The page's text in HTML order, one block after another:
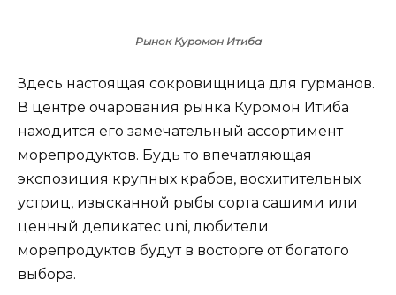
Рынок Куромон Итиба
Здесь настоящая сокровищница для гурманов.
В центре очарования рынка Куромон Итиба
находится его замечательный ассортимент
морепродуктов. Будь то впечатляющая
экспозиция крупных крабов, восхитительных
устриц, изысканной рыбы сорта сашими или
ценный деликатес uni, любители
морепродуктов будут в восторге от богатого
выбора.